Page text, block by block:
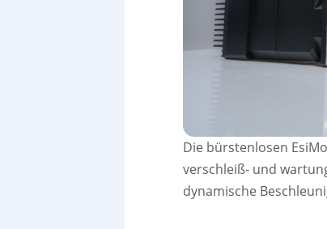
Die bürstenlosen
verschleiß- und
dynamische